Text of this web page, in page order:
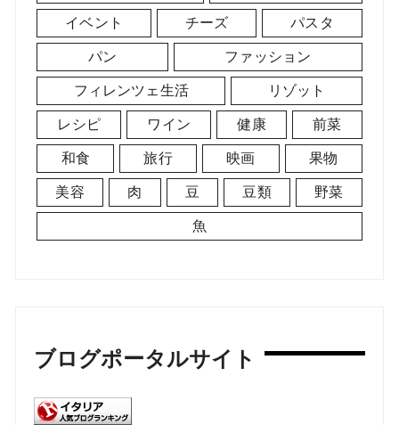
イベント
チーズ
パスタ
パン
ファッション
フィレンツェ生活
リゾット
レシピ
ワイン 健康
前菜
和食
旅行 映画
果物
美容
肉 豆 豆類
野菜
魚
ブログポータルサイト